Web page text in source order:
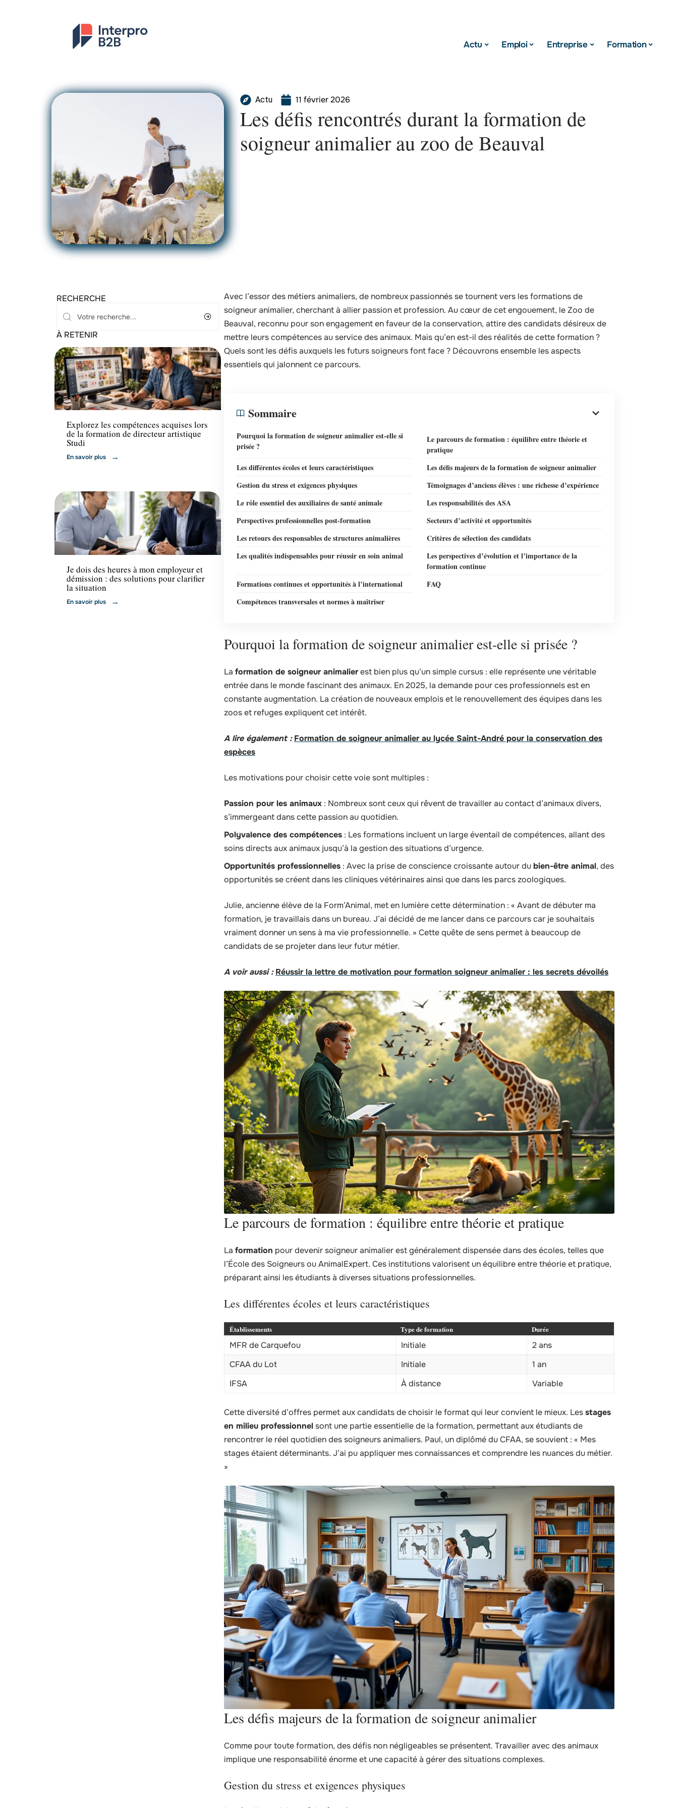
Actu Emploi Entreprise Formation
Actu 11 février 2026
Les défis rencontrés durant la formation de
soigneur animalier au zoo de Beauval
RECHERCHE
À RETENIR
Formation
Explorez les compétences acquises lors
de la formation de directeur artistique
Studi
En savoir plus
Formation
Je dois des heures à mon employeur et
démission : des solutions pour clarifier
la situation
En savoir plus
Avec l’essor des métiers animaliers, de nombreux passionnés se tournent vers les formations de
soigneur animalier, cherchant à allier passion et profession. Au cœur de cet engouement, le Zoo de
Beauval, reconnu pour son engagement en faveur de la conservation, attire des candidats désireux de
mettre leurs compétences au service des animaux. Mais qu’en est-il des réalités de cette formation ?
Quels sont les défis auxquels les futurs soigneurs font face ? Découvrons ensemble les aspects
essentiels qui jalonnent ce parcours.
Sommaire
Pourquoi la formation de soigneur animalier est-elle si
prisée ?
Le parcours de formation : équilibre entre théorie et
pratique
Les différentes écoles et leurs caractéristiques
Les défis majeurs de la formation de soigneur animalier
Gestion du stress et exigences physiques
Témoignages d’anciens élèves : une richesse d’expérience
Le rôle essentiel des auxiliaires de santé animale
Les responsabilités des ASA
Perspectives professionnelles post-formation
Secteurs d’activité et opportunités
Les retours des responsables de structures animalières
Critères de sélection des candidats
Les qualités indispensables pour réussir en soin animal
Les perspectives d’évolution et l’importance de la
formation continue
Formations continues et opportunités à l’international
FAQ
Compétences transversales et normes à maîtriser
Pourquoi la formation de soigneur animalier est-elle si prisée ?
La formation de soigneur animalierest bien plus qu’un simple cursus : elle représente une véritable
entrée dans le monde fascinant des animaux. En 2025, la demande pour ces professionnels est en
constante augmentation. La création de nouveaux emplois et le renouvellement des équipes dans les
zoos et refuges expliquent cet intérêt.
A lire également : Formation de soigneur animalier au lycée Saint-André pour la conservation des
espèces
Les motivations pour choisir cette voie sont multiples :
Passion pour les animaux : Nombreux sont ceux qui rêvent de travailler au contact d’animaux divers,
s’immergeant dans cette passion au quotidien.
Polyvalence des compétences : Les formations incluent un large éventail de compétences, allant des
soins directs aux animaux jusqu’à la gestion des situations d’urgence.
Opportunités professionnelles : Avec la prise de conscience croissante autour dubien-être animal, des
opportunités se créent dans les cliniques vétérinaires ainsi que dans les parcs zoologiques.
Julie, ancienne élève de la Form’Animal, met en lumière cette détermination : « Avant de débuter ma
formation, je travaillais dans un bureau. J’ai décidé de me lancer dans ce parcours car je souhaitais
vraiment donner un sens à ma vie professionnelle. » Cette quête de sens permet à beaucoup de
candidats de se projeter dans leur futur métier.
A voir aussi : Réussir la lettre de motivation pour formation soigneur animalier : les secrets dévoilés
Le parcours de formation : équilibre entre théorie et pratique
La formation pour devenir soigneur animalier est généralement dispensée dans des écoles, telles que
l’École des Soigneurs ou AnimalExpert. Ces institutions valorisent un équilibre entre théorie et pratique,
préparant ainsi les étudiants à diverses situations professionnelles.
Les différentes écoles et leurs caractéristiques
Établissements Type de formation Durée
MFR de Carquefou Initiale
2 ans
CFAA du Lot
Initiale
1 an
IFSA
À distance Variable
Cette diversité d’offres permet aux candidats de choisir le format qui leur convient le mieux. Lesstages
en milieu professionnel sont une partie essentielle de la formation, permettant aux étudiants de
rencontrer le réel quotidien des soigneurs animaliers. Paul, un diplômé du CFAA, se souvient : « Mes
stages étaient déterminants. J’ai pu appliquer mes connaissances et comprendre les nuances du métier.
»
Les défis majeurs de la formation de soigneur animalier
Comme pour toute formation, des défis non négligeables se présentent. Travailler avec des animaux
implique une responsabilité énorme et une capacité à gérer des situations complexes.
Gestion du stress et exigences physiques